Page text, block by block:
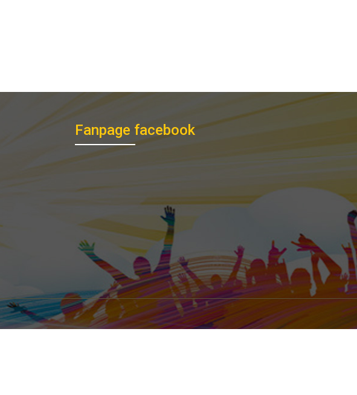
Fanpage facebook